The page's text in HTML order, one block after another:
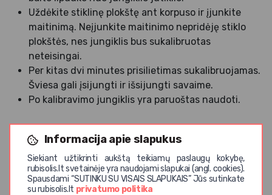
Informacija apie slapukus
Siekiant užtikrinti aukštą teikiamų paslaugų kokybę,
rubisolis.lt svetainėje yra naudojami slapukai (angl. cookies).
Spausdami “SUTINKU SU VISAIS SLAPUKAIS” Jūs sutinkate
su rubisolis.lt privatumo politika
Uždėkite stiklinę plokštę ant korpuso ir įjunkite
maitinimą. Neįjunkite maitinimo nepridėję stiklo
plokštės, nes jungiklis bus sukalibruotas
neteisingai.
Per kitas dvi minutes prisilietimas sukalibruojamas.
Šviesa gali įsijungti ir išsijungti savaime.
Po kalibravimo jungiklis yra paruoštas naudoti.